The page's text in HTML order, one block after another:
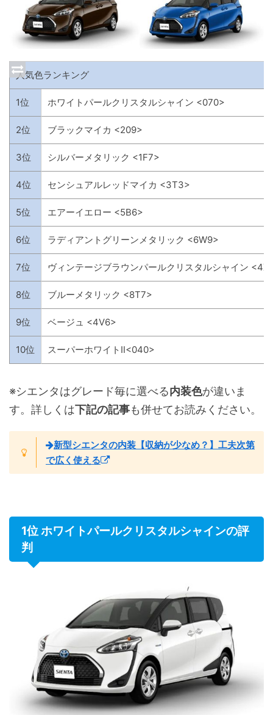
人気色ランキング
1位 ホワイトパールクリスタルシャイン <070>
2位 ブラックマイカ <209>
3位 シルバーメタリック <1F7>
4位 センシュアルレッドマイカ <3T3>
5位 エアーイエロー <5B6>
6位 ラディアントグリーンメタリック <6W9>
7位 ヴィンテージブラウンパールクリスタルシャイン
8位 ブルーメタリック <8T7>
9位 ベージュ <4V6>
10位 スーパーホワイトⅡ<040>
※シエンタはグレード毎に選べる内装色が違いま
す。詳しくは下記の記事も併せてお読みください。
新型シエンタの内装【収納が少なめ？】工夫次第
で広く使える
1位 ホワイトパールクリスタルシャインの評
判